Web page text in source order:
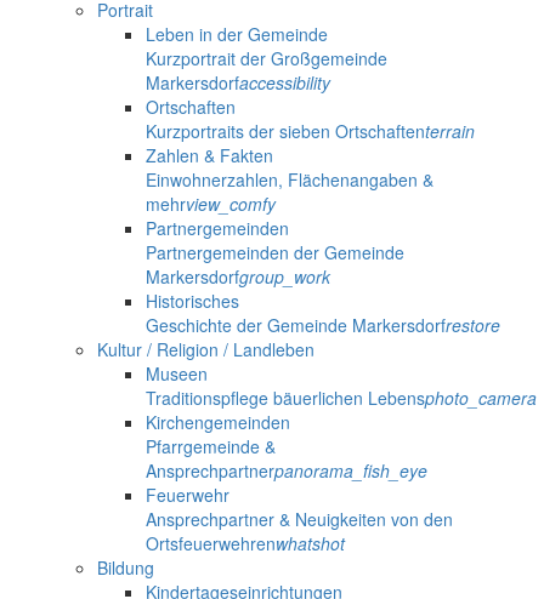
Portrait
Leben in der Gemeinde
Kurzportrait der Großgemeinde
Markersdorfaccessibility
Ortschaften
Kurzportraits der sieben Ortschaftenterrain
Zahlen & Fakten
Einwohnerzahlen, Flächenangaben &
mehrview_comfy
Partnergemeinden
Partnergemeinden der Gemeinde
Markersdorfgroup_work
Historisches
Geschichte der Gemeinde Markersdorfrestore
Kultur / Religion / Landleben
Museen
Traditionspflege bäuerlichen Lebensphoto_camera
Kirchengemeinden
Pfarrgemeinde &
Ansprechpartnerpanorama_fish_eye
Feuerwehr
Ansprechpartner & Neuigkeiten von den
Ortsfeuerwehrenwhatshot
Bildung
Kindertageseinrichtungen